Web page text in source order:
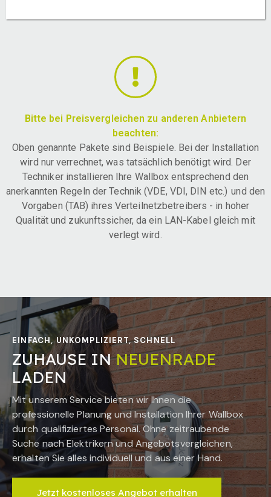
Bitte bei Preisvergleichen zu anderen Anbietern
beachten:
Oben genannte Pakete sind Beispiele. Bei der Installation
wird nur verrechnet, was tatsächlich benötigt wird. Der
Techniker installieren Ihre Wallbox entsprechend den
anerkannten Regeln der Technik (VDE, VDI, DIN etc.) und den
Vorgaben (TAB) ihres Verteilnetzbetreibers - in hoher
Qualität und zukunftssicher, da ein LAN-Kabel gleich mit
verlegt wird.
EINFACH, UNKOMPLIZIERT, SCHNELL
ZUHAUSE INNEUENRADE
LADEN
Mit unserem Service bieten wir Ihnen die
professionelle Planung und Installation Ihrer Wallbox
durch qualifiziertes Personal. Ohne zeitraubende
Suche nach Elektrikern und Angebotsvergleichen,
erhalten Sie alles individuell und aus einer Hand.
Jetzt kostenloses Angebot erhalten